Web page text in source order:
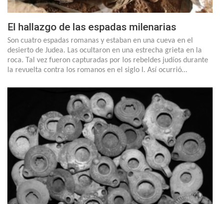
El hallazgo de las espadas milenarias
Son cuatro espadas romanas y estaban en una cueva en el
desierto de Judea. Las ocultaron en una estrecha grieta en la
roca. Tal vez fueron capturadas por los rebeldes judíos durante
la revuelta contra los romanos en el siglo I. Así ocurrió…